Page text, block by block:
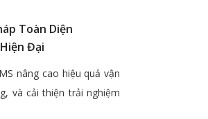
Toàn Diện
Đại
nâng cao hiệu quả vận
và cải thiện trải nghiệm